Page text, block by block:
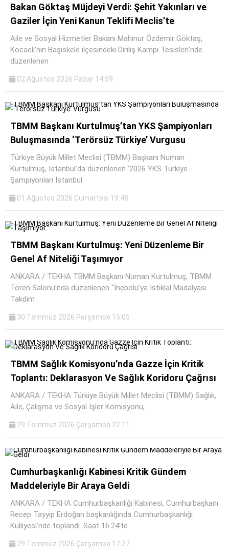
Bakan Göktaş Müjdeyi Verdi: Şehit Yakınları ve
Gaziler İçin Yeni Kanun Teklifi Meclis’te
Aile ve Sosyal Hizmetler Bakanı Mahinur Özdemir Göktaş,
Kocaeli’nin Başiskele ilçesindeki Diriliş Kampı Tesisleri’nde
düzenlenen
02 Ağustos 2026 Pazar 14:59
TBMM Başkanı Kurtulmuş’tan YKS Şampiyonları
Buluşmasında ‘Terörsüz Türkiye’ Vurgusu
Türkiye Büyük Millet Meclisi (TBMM) Başkanı Numan
Kurtulmuş, İstanbul’da düzenlenen ‘2026 YKS Türkiye
Şampiyonları İstanbul
01 Ağustos 2026 Cumartesi 19:48
TBMM Başkanı Kurtulmuş: Yeni Düzenleme Bir
Genel Af Niteliği Taşımıyor
ANKARA / TEKHA TBMM Başkanı Numan Kurtulmuş, TBMM
Tören Salonu’nda düzenlenen “İnebolu’ya İstiklal Madalyası
Takdim
30 Temmuz 2026 Perşembe 15:05
TBMM Sağlık Komisyonu’nda Gazze İçin Kritik
Toplantı: Deklarasyon Ve Sağlık Koridoru Çağrısı
ANKARA / TEKHA Türkiye Büyük Millet Meclisi (TBMM) Sağlık,
Aile, Çalışma ve Sosyal İşler Komisyonu,
29 Temmuz 2026 Çarşamba 22:11
Cumhurbaşkanlığı Kabinesi Kritik Gündem
Maddeleriyle Bir Araya Geldi
ANKARA / TEKHA Cumhurbaşkanlığı Kabinesi, Cumhurbaşkanı
Recep Tayyip Erdoğan başkanlığında Cumhurbaşkanlığı
Külliyesi’nde toplandı. Saat 16.24’te
29 Temmuz 2026 Çarşamba 17:27